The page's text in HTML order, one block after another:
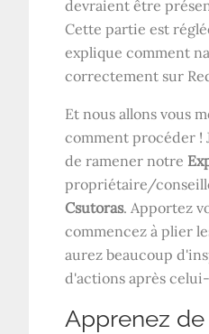
devraient être
Cette partie est
explique comment
correctement sur
Et nous allons vous
comment procéder !
de ramener notre
propriétaire/
Csutoras. Apportez
commencez à plier
aurez beaucoup
d'actions après
Apprenez